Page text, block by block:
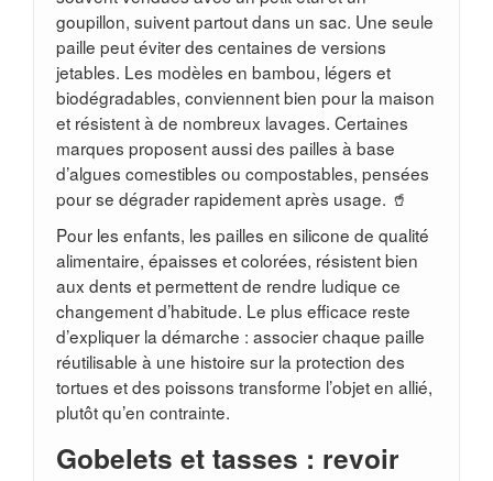
goupillon, suivent partout dans un sac. Une seule
paille peut éviter des centaines de versions
jetables. Les modèles en bambou, légers et
biodégradables, conviennent bien pour la maison
et résistent à de nombreux lavages. Certaines
marques proposent aussi des pailles à base
d’algues comestibles ou compostables, pensées
pour se dégrader rapidement après usage. 🥤
Pour les enfants, les pailles en silicone de qualité
alimentaire, épaisses et colorées, résistent bien
aux dents et permettent de rendre ludique ce
changement d’habitude. Le plus efficace reste
d’expliquer la démarche : associer chaque paille
réutilisable à une histoire sur la protection des
tortues et des poissons transforme l’objet en allié,
plutôt qu’en contrainte.
Gobelets et tasses : revoir